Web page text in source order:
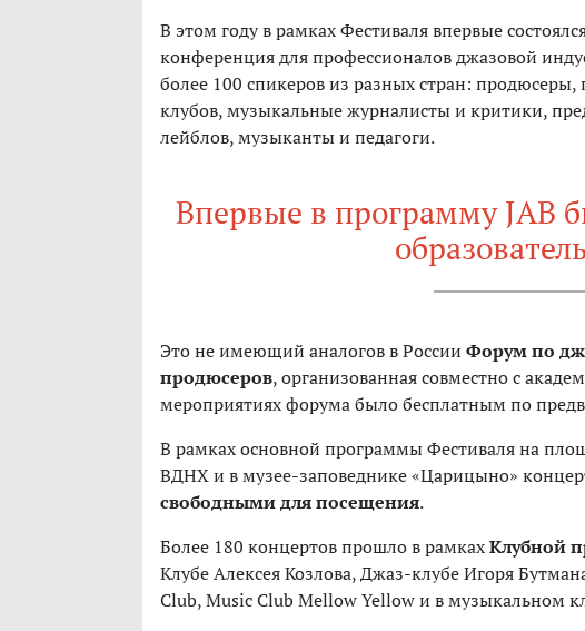
В этом году в рамках Фестиваля впервые
конференция для профессионалов джазовой
более 100 спикеров из разных стран:
клубов, музыкальные журналисты и критики,
лейблов, музыканты и педагоги.
Впервые в программу JAB
Это не имеющий аналогов в России Форум по
продюсеров, организованная совместно с
мероприятиях форума было бесплатным по
В рамках основной программы Фестиваля на
ВДНХ и в музее-заповеднике «Царицыно»
свободнымидля посещения.
Более 180 концертов прошло в рамкахКлубной
Клубе Алексея Козлова, Джаз-клубе Игоря
Club, Music Club Mellow Yellow и в музыкальном